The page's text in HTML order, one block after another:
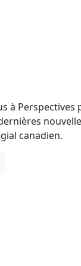
à Perspectives
canadien.